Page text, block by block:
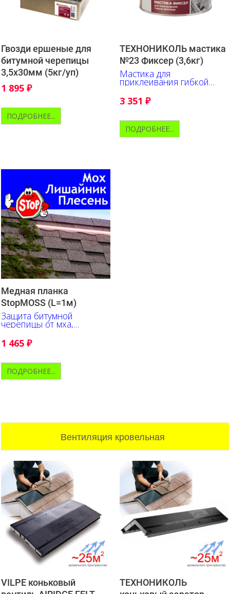
Гвозди ершеные для
битумной черепицы
3,5х30мм (5кг/уп)
1 895 ₽
ПОДРОБНЕЕ...
ТЕХНОНИКОЛЬ мастика
№23 Фиксер (3,6кг)
Мастика для
приклеивания гибкой
3 351 ₽
ПОДРОБНЕЕ...
Медная планка
StopMOSS (L=1м)
Защита битумной
черепицы от мха,
лишайника, плесени
1 465 ₽
ПОДРОБНЕЕ...
Вентиляция кровельная
VILPE коньковый
ТЕХНОНИКОЛЬ